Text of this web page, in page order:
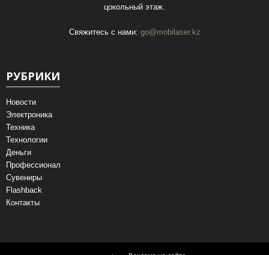
цокольный этаж.
Свяжитесь с нами: go@mobilaser.kz
РУБРИКИ
Новости
Электроника
Техника
Технологии
Деньги
Профессионал
Сувениры
Flashback
Контакты